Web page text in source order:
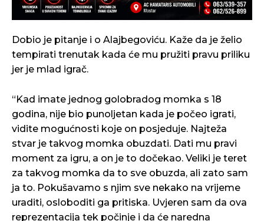
Dobio je pitanje i o Alajbegoviću. Kaže da je želio
tempirati trenutak kada će mu pružiti pravu priliku
jer je mlad igrač.
“Kad imate jednog golobradog momka s 18
godina, nije bio punoljetan kada je počeo igrati,
vidite mogućnosti koje on posjeduje. Najteža
stvar je takvog momka obuzdati. Dati mu pravi
moment za igru, a on je to dočekao. Veliki je teret
za takvog momka da to sve obuzda, ali zato sam
ja to. Pokušavamo s njim sve nekako na vrijeme
uraditi, osloboditi ga pritiska. Uvjeren sam da ova
reprezentacija tek počinje i da će naredna